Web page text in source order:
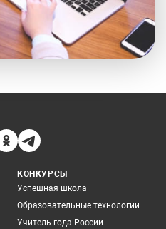
КОНКУРСЫ
Успешная школа
Образовательные технологии
Учитель года России